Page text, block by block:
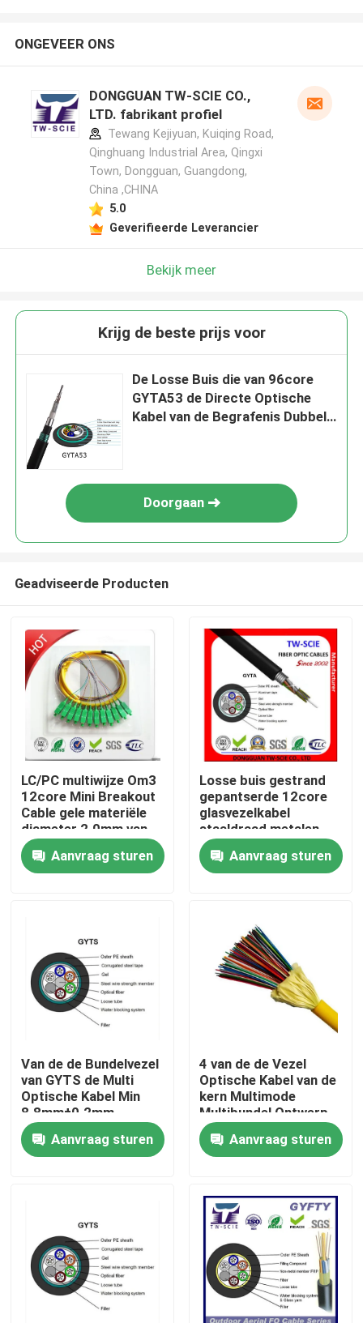
Huis
Ongeveer ons
Fabrieksreis
Kwaliteitscontrole
Contacteer ons
Verzoek om een Citaat
Binnenvezel Optische Kabel
Vezel optische kabel
ONGEVEER ONS
DONGGUAN TW-SCIE CO.,
LTD. fabrikant profiel
Tewang Kejiyuan, Kuiqing Road,
Qinghuang Industrial Area, Qingxi
Town, Dongguan, Guangdong,
China ,CHINA
5.0
Geverifieerde Leverancier
Bekijk meer
Krijg de beste prijs voor
De Losse Buis die van 96core
GYTA53 de Directe Optische
Kabel van de Begrafenis Dubbele
Doorgaan
Geadviseerde Producten
LC/PC multiwijze Om3
12core Mini Breakout
Cable gele materiële
diameter 2.0mm van
pvc 3m vlecht-G
Aanvraag sturen
Losse buis gestrand
gepantserde 12core
glasvezelkabel
staaldraad metalen
versterken lid
Aanvraag sturen
Van de de Bundelvezel
van GYTS de Multi
Optische Kabel Min
8.8mm±0.2mm
Verzekerde
Kabeldiameter ISO
Aanvraag sturen
4 van de de Vezel
Optische Kabel van de
kern Multimode
Multibundel Ontwerp
van de de Buffervezel
StrakkeAanvraag sturen